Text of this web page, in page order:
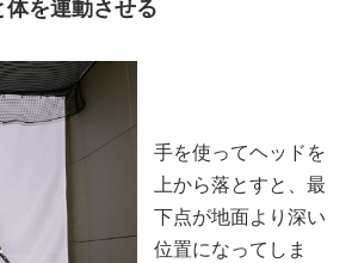
体を連動させる
手を使ってヘッドを
上から落とすと、最
下点が地面より深い
位置になってしま